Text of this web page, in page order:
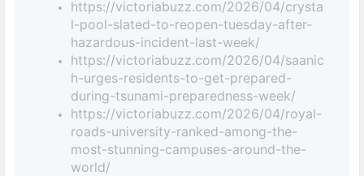
https://victoriabuzz.com/2026/04/crysta
l-pool-slated-to-reopen-tuesday-after-
hazardous-incident-last-week/
https://victoriabuzz.com/2026/04/saanic
h-urges-residents-to-get-prepared-
during-tsunami-preparedness-week/
https://victoriabuzz.com/2026/04/royal-
roads-university-ranked-among-the-
most-stunning-campuses-around-the-
world/